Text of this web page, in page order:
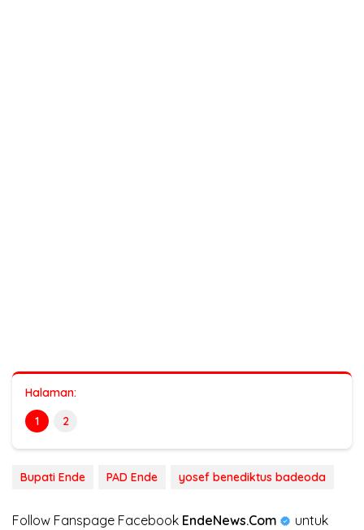
Halaman:
1
2
Bupati Ende PAD Ende yosef benediktus badeoda
Follow Fanspage Facebook EndeNews.Com
untuk